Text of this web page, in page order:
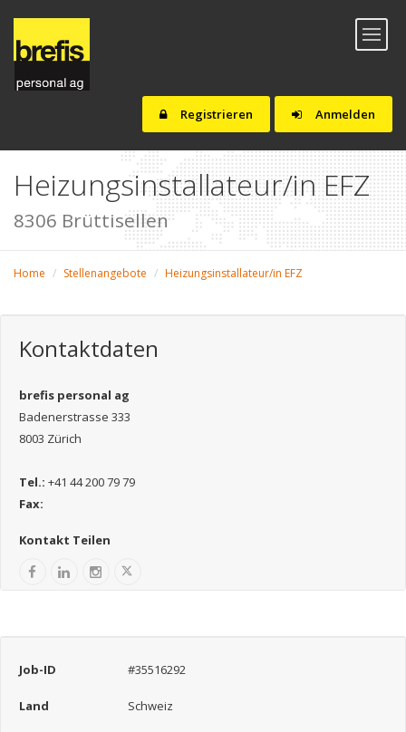
Anmelden
Registrieren
Toggle
Heizungsinstallateur/in EFZ
8306 Brüttisellen
Home Stellenangebote Heizungsinstallateur/in EFZ
Kontaktdaten
brefis personal ag
Badenerstrasse 333
8003 Zürich
Tel.: +41 44 200 79 79
Fax:
Kontakt Teilen
Job-ID #35516292
Land Schweiz